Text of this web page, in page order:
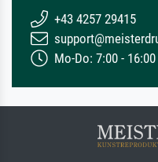
+43 4257 29415
Mo-Do: 7:00 -